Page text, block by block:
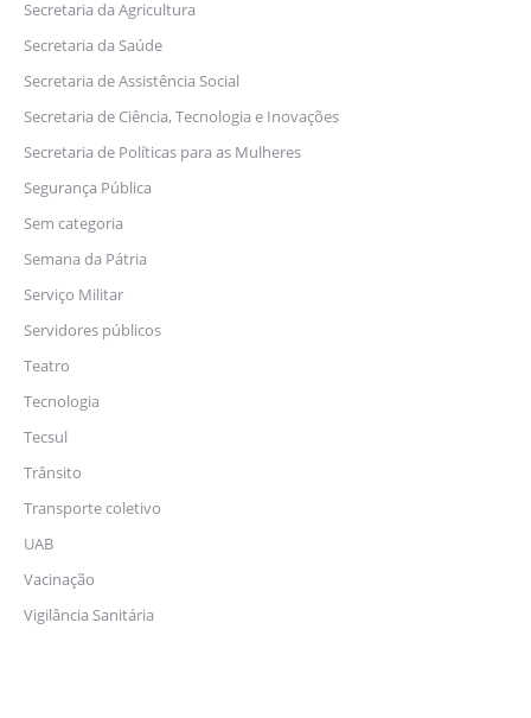
Secretaria da Agricultura
Secretaria da Saúde
Secretaria de Assistência Social
Secretaria de Ciência, Tecnologia e Inovações
Secretaria de Políticas para as Mulheres
Segurança Pública
Sem categoria
Semana da Pátria
Serviço Militar
Servidores públicos
Teatro
Tecnologia
Tecsul
Trânsito
Transporte coletivo
UAB
Vacinação
Vigilância Sanitária